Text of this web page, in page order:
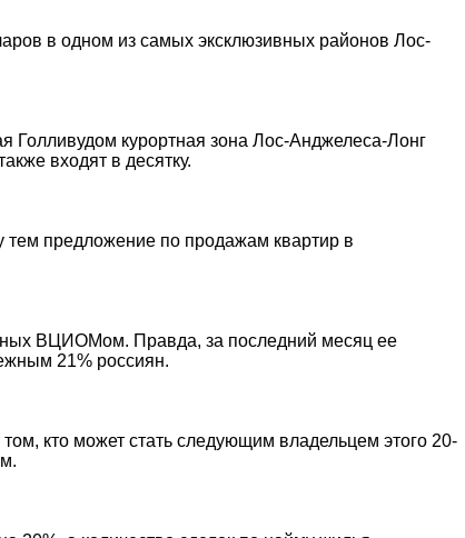
в одном из самых эксклюзивных районов Лос-
Голливудом курортная зона Лос-Анджелеса-Лонг
входят в десятку.
предложение по продажам квартир в
ВЦИОМом. Правда, за последний месяц ее
21% россиян.
кто может стать следующим владельцем этого 20-